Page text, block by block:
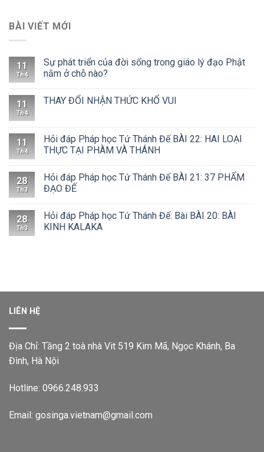
BÀI VIẾT MỚI
11
Th4
Sự phát triển của đời sống trong giáo lý đạo Phật
nằm ở chỗ nào?
11
Th4
THAY ĐỔI NHẬN THỨC KHỔ VUI
11
Th4
Hỏi đáp Pháp học Tứ Thánh Đế BÀI 22: HAI LOẠI
THỰC TẠI PHÀM VÀ THÁNH
28
Th3
Hỏi đáp Pháp học Tứ Thánh Đế BÀI 21: 37 PHẨM
ĐẠO ĐẾ
28
Th3
Hỏi đáp Pháp học Tứ Thánh Đế: Bài BÀI 20: BÀI
KINH KALAKA
LIÊN HỆ
Địa Chỉ: Tầng 2 toà nhà Vit 519 Kim Mã, Ngọc Khánh, Ba
Đình, Hà Nội
Hotline: 0966.248.933
Email: gosinga.vietnam@gmail.com